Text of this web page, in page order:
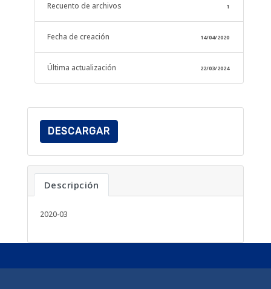
Recuento de archivos 1
Fecha de creación 14/04/2020
Última actualización 22/03/2024
DESCARGAR
Descripción
2020-03